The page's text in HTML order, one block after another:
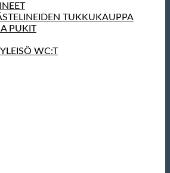
TUKKUKAUPPA
PUKIT
WC:T